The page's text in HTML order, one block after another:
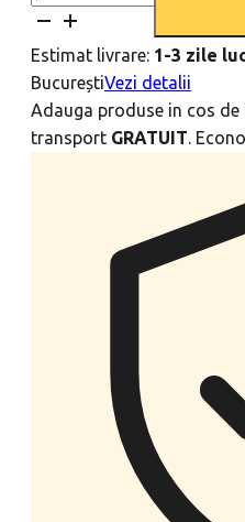
Blue
quantity
Estimat livrare: 1-3 zile
BucureștiVezi detalii
Adauga produse in cos de
transport GRATUIT.